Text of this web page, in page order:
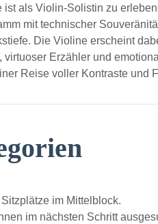
ist als Violin-Solistin zu
mit technischer
Die Violine erscheint
virtuoser Erzähler und
Reise voller Kontraste und
im Mittelblock.
im nächsten Schritt